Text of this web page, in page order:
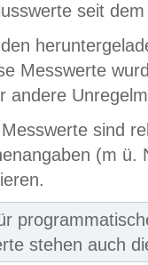
seit
Messwerte
andere
sind
(m ü.
stehen auch